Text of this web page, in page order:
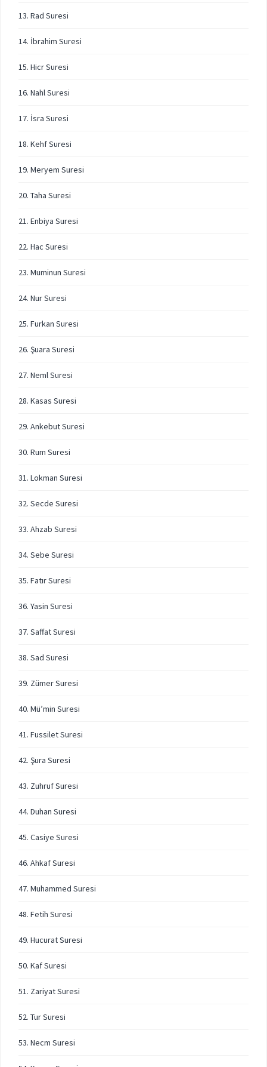
13. Rad Suresi
14. İbrahim Suresi
15. Hicr Suresi
16. Nahl Suresi
17. İsra Suresi
18. Kehf Suresi
19. Meryem Suresi
20. Taha Suresi
21. Enbiya Suresi
22. Hac Suresi
23. Muminun Suresi
24. Nur Suresi
25. Furkan Suresi
26. Şuara Suresi
27. Neml Suresi
28. Kasas Suresi
29. Ankebut Suresi
30. Rum Suresi
31. Lokman Suresi
32. Secde Suresi
33. Ahzab Suresi
34. Sebe Suresi
35. Fatır Suresi
36. Yasin Suresi
37. Saffat Suresi
38. Sad Suresi
39. Zümer Suresi
40. Mü’min Suresi
41. Fussilet Suresi
42. Şura Suresi
43. Zuhruf Suresi
44. Duhan Suresi
45. Casiye Suresi
46. Ahkaf Suresi
47. Muhammed Suresi
48. Fetih Suresi
49. Hucurat Suresi
50. Kaf Suresi
51. Zariyat Suresi
52. Tur Suresi
53. Necm Suresi